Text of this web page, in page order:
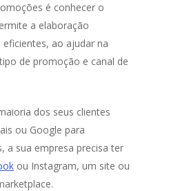
é conhecer o
a elaboração
ao ajudar na
de promoção e canal de
dos seus clientes
ou Google para
a sua empresa precisa ter
ou Instagram, um site ou